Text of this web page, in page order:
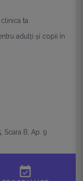
ta
adulți și copii în
Scara B, Ap. 9
event_available